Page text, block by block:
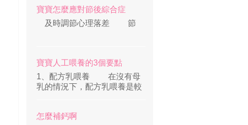
寶寶怎麼應對節後綜合症
及時調節心理落差 節
寶寶人工喂養的3個要點
1、配方乳喂養 在沒有母
乳的情況下，配方乳喂養是較
怎麼補鈣啊